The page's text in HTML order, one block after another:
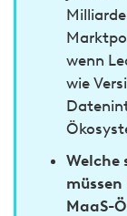
wenn
wie
Welche
MaaS-